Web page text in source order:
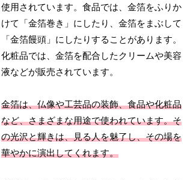
使用されています。食品では、金箔をふりか
けて「金箔巻き」にしたり、金箔をまぶして
「金箔饅頭」にしたりすることがあります。
化粧品では、金箔を配合したクリームや美容
液などが販売されています。
金箔は、仏像や工芸品の装飾、食品や化粧品
など、さまざまな用途で使われています。そ
の光沢と輝きは、見る人を魅了し、その場を
華やかに演出してくれます。